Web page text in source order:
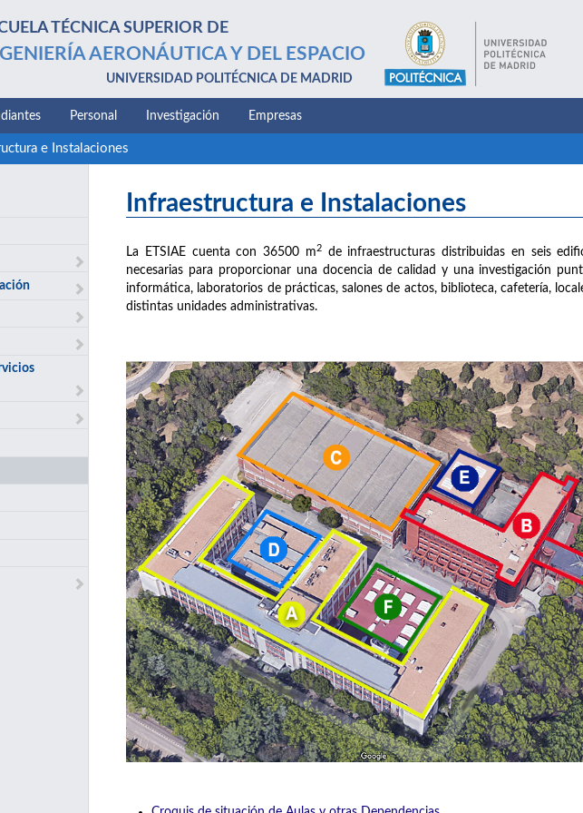
TÉCNICA SUPERIOR DE
AERONÁUTICA Y DEL ESPACIO
UNIVERSIDAD POLITÉCNICA DE MADRID
Personal Investigación Empresas
e Instalaciones
Infraestructura e Instalaciones
La ETSIAE cuenta con 36500 m2de infraestructuras distribuidas en seis
necesarias para proporcionar una docencia de calidad y una investigación
informática, laboratorios de prácticas, salones de actos, biblioteca, cafetería,
distintas unidades administrativas.